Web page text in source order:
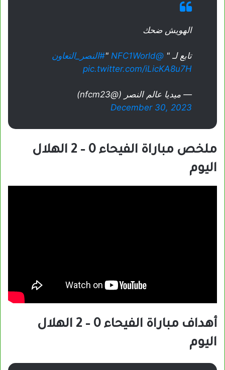
الهويش ضحك
تابع لـ " @NFC1World
"#النصر_التعاون
pic.twitter.com/iLicKA8u7H
— ميديا عالم النصر (@nfcm23)
December 30, 2023
ملخص مباراة الفيحاء 0 – 2 الهلال
اليوم
أهداف مباراة الفيحاء 0 – 2 الهلال
اليوم